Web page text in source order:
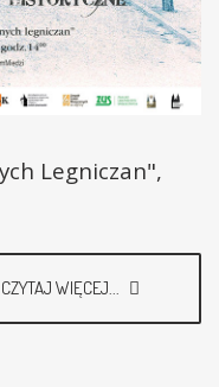
Legniczan",
CZYTAJ WIĘCEJ...